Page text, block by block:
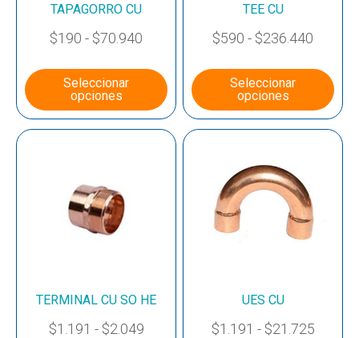
TAPAGORRO CU
$190 - $70.940
Seleccionar
opciones
TEE CU
$590 - $236.440
Seleccionar
opciones
TERMINAL CU SO HE
$1.191 - $2.049
UES CU
$1.191 - $21.725